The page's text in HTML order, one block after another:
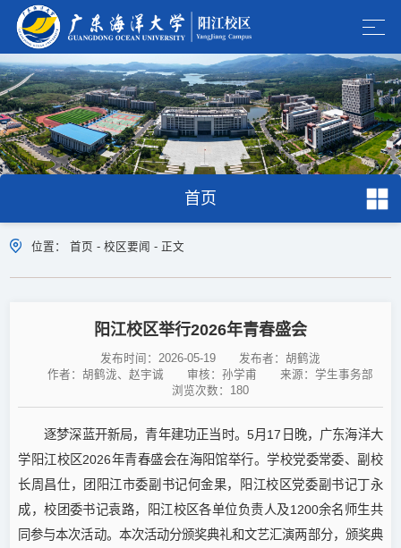
首页
位置：首页 -校区要闻 - 正文
阳江校区举行2026年青春盛会
发布时间：2026-05-19
发布者：胡鹤泷
作者：胡鹤泷、赵宇诚
审核：孙学甫
来源：学生事务部
浏览次数： 180
逐梦深蓝开新局，青年建功正当时。5月17日晚，广东海洋大
学阳江校区2026年青春盛会在海阳馆举行。学校党委常委、副校
长周昌仕，
团 阳江市委副书记何金果，阳江校区党委副书记丁永
成，校团委书记袁路，阳江校区各单位负责人及1200余名师生共
同参与本次活动。本次活动分颁奖典礼和文艺汇演两部分，颁奖典